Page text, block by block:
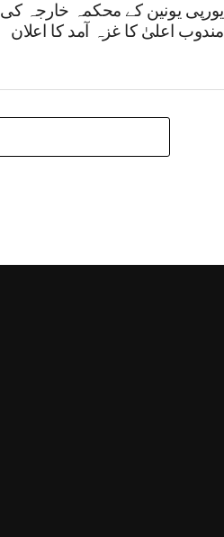
یورپی یونین کے محکمہ خارجہ کی
مندوب اعلیٰ کا غزہ آمد کا اعلان